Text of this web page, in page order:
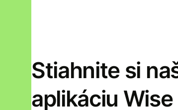
Stiahnite si
aplikáciu